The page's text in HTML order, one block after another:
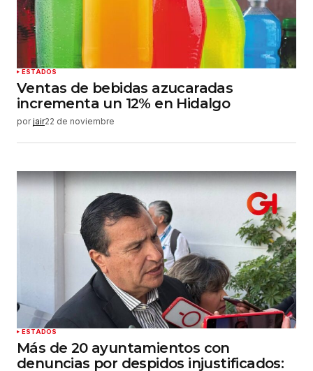
web en este navegador para la próxima vez que
haga un comentario.
Enviar comentario
ESTADOS
Ventas de bebidas azucaradas
incrementa un 12% en Hidalgo
por jair22 de noviembre
ESTADOS
Más de 20 ayuntamientos con
denuncias por despidos injustificados: